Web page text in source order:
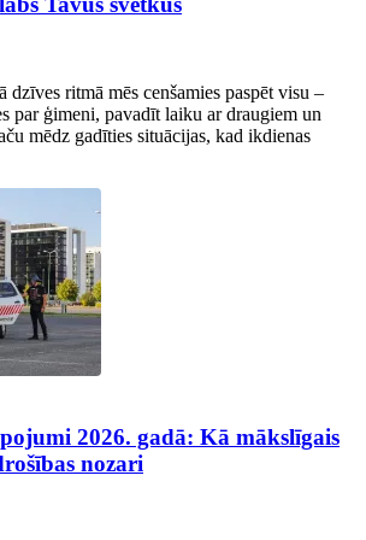
dzīves ritmā mēs cenšamies paspēt visu –
par ģimeni, pavadīt laiku ar draugiem un
mēdz gadīties situācijas, kad ikdienas
2026. gadā: Kā mākslīgais
nozari